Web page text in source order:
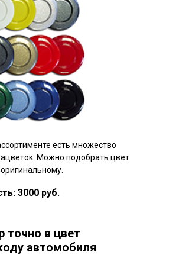
есть множество
Можно подобрать цвет
точно в цвет
автомобиля
3000 руб.